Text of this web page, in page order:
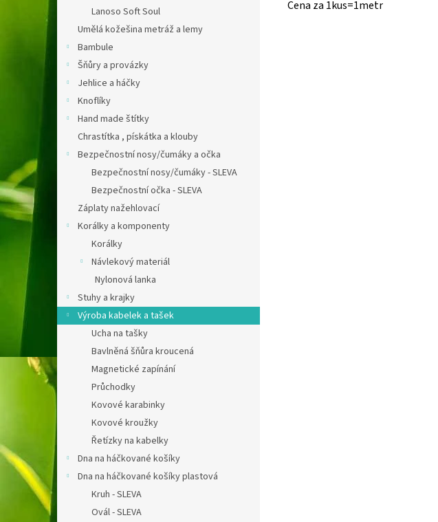
Lanoso Soft Soul
Umělá kožešina metráž a lemy
Bambule
Šňůry a provázky
Jehlice a háčky
Knoflíky
Hand made štítky
Chrastítka , pískátka a klouby
Bezpečnostní nosy/čumáky a očka
Bezpečnostní nosy/čumáky - SLEVA
Bezpečnostní očka - SLEVA
Záplaty nažehlovací
Korálky a komponenty
Korálky
Návlekový materiál
Nylonová lanka
Stuhy a krajky
Výroba kabelek a tašek
Ucha na tašky
Bavlněná šňůra kroucená
Magnetické zapínání
Průchodky
Kovové karabinky
Kovové kroužky
Řetízky na kabelky
Dna na háčkované košíky
Dna na háčkované košíky plastová
Kruh - SLEVA
Ovál - SLEVA
Cena za 1kus=1metr